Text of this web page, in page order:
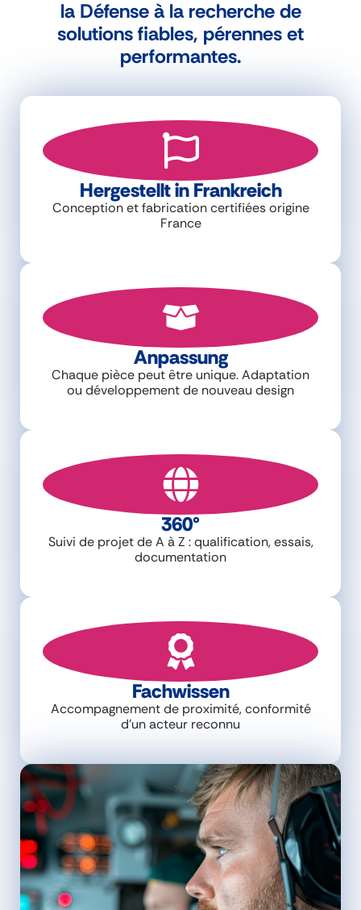
la Défense à la recherche de
solutions fiables, pérennes et
performantes.
Hergestellt in Frankreich
Conception et fabrication certifiées origine
France
Anpassung
Chaque pièce peut être unique. Adaptation
ou développement de nouveau design
360°
Suivi de projet de A à Z : qualification, essais,
documentation
Fachwissen
Accompagnement de proximité, conformité
d’un acteur reconnu